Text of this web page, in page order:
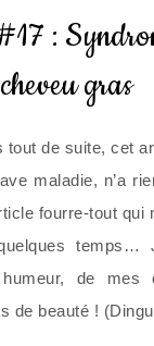
:
cheveu gras
de suite, cet
maladie, n’a
fourre-tout qui
temps…
de mes
de beauté !